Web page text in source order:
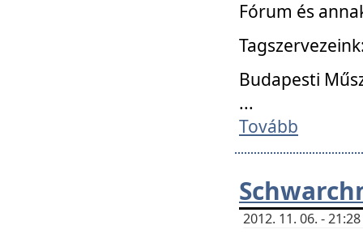
Fórum és
Budapesti
...
Tovább
2012. 11. 06. -